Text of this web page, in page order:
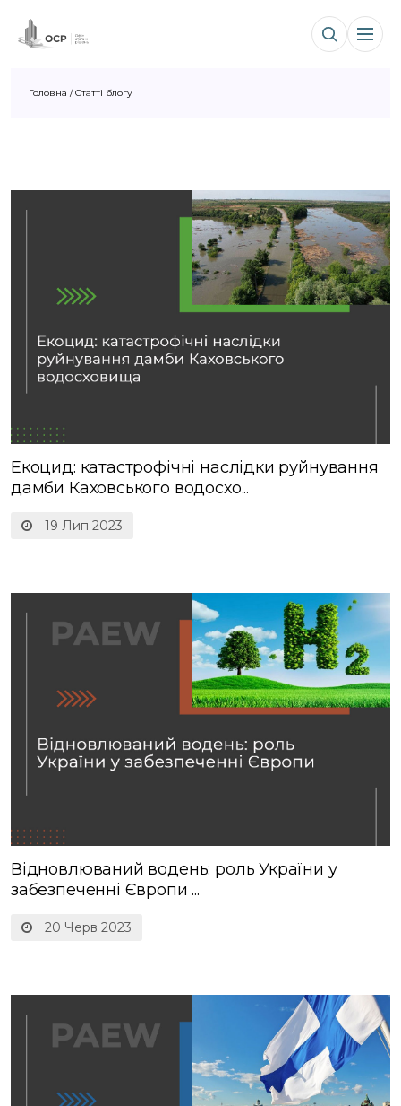
Головна /Статті блогу
19 Лип 2023
Екоцид: катастрофічні наслідки руйнування
дамби Каховського водосхо...
20 Черв 2023
Відновлюваний водень: роль України у
забезпеченні Європи ...